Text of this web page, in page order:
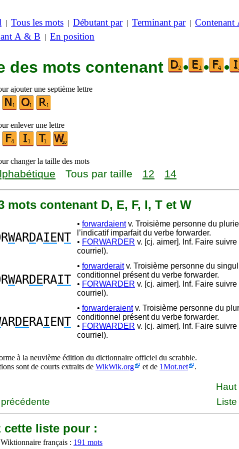
| Tous les mots | Débutant par| Terminant par| Contenant
A & B | En position
des mots contenant • • •
ajouter une septième lettre
enlever une lettre
changer la taille des mots
Tous par taille 12 14
mots contenant D, E, F, I, T et W
WARDAIENT
• forwardaientv. Troisième personne du
l’indicatif imparfait du verbe forwarder.
• FORWARDER v. [cj. aimer]. Inf. Faire suivre
courriel).
WARDERAIT
• forwarderaitv. Troisième personne du
conditionnel présent du verbe forwarder.
• FORWARDER v. [cj. aimer]. Inf. Faire suivre
courriel).
ARDERAI ENT
• forwarderaientv. Troisième personne du
conditionnel présent du verbe forwarder.
• FORWARDER v. [cj. aimer]. Inf. Faire suivre
courriel).
à la neuvième édition du dictionnaire officiel du scrabble.
sont de courts extraits de WikWik.org et de 1Mot.net .
cette liste pour :
français : 191 mots